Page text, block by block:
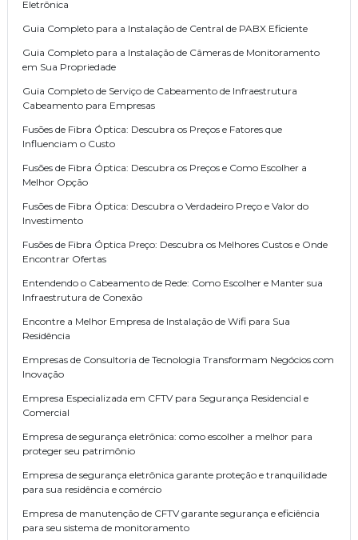
Eletrônica
Guia Completo para a Instalação de Central de PABX Eficiente
Guia Completo para a Instalação de Câmeras de Monitoramento
em Sua Propriedade
Guia Completo de Serviço de Cabeamento de Infraestrutura
Cabeamento para Empresas
Fusões de Fibra Óptica: Descubra os Preços e Fatores que
Influenciam o Custo
Fusões de Fibra Óptica: Descubra os Preços e Como Escolher a
Melhor Opção
Fusões de Fibra Óptica: Descubra o Verdadeiro Preço e Valor do
Investimento
Fusões de Fibra Óptica Preço: Descubra os Melhores Custos e Onde
Encontrar Ofertas
Entendendo o Cabeamento de Rede: Como Escolher e Manter sua
Infraestrutura de Conexão
Encontre a Melhor Empresa de Instalação de Wifi para Sua
Residência
Empresas de Consultoria de Tecnologia Transformam Negócios com
Inovação
Empresa Especializada em CFTV para Segurança Residencial e
Comercial
Empresa de segurança eletrônica: como escolher a melhor para
proteger seu patrimônio
Empresa de segurança eletrônica garante proteção e tranquilidade
para sua residência e comércio
Empresa de manutenção de CFTV garante segurança e eficiência
para seu sistema de monitoramento